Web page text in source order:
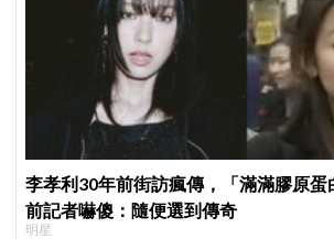
李孝利30年前街訪瘋傳，「滿滿膠原蛋
前記者嚇傻：隨便選到傳奇
明星